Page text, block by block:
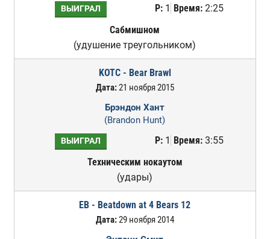
ВЫИГРАЛ Р:1 Время:2:25
Сабмишном
(удушение треугольником)
KOTC - Bear Brawl
Дата:21 ноября 2015
Брэндон Хант
(Brandon Hunt)
ВЫИГРАЛ Р:1 Время:3:55
Техническим нокаутом
(удары)
EB - Beatdown at 4 Bears 12
Дата:29 ноября 2014